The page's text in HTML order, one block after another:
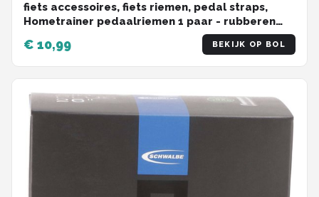
fiets accessoires, fiets riemen, pedal straps,
Hometrainer pedaalriemen 1 paar - rubberen
pedaalriemen - verstelbare lengte universele
pedaalriem - rubberen antislip
hometraineronderdelen,
Krachtstationaccessoires
€ 10,99 BEKIJK OP BOL